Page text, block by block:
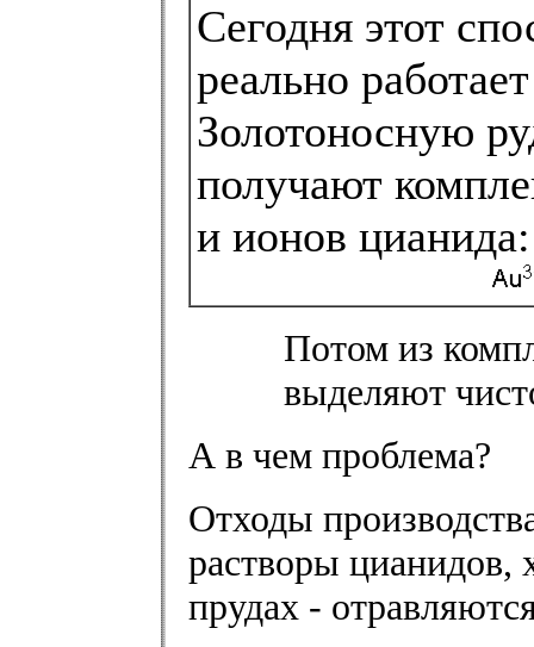
Сегодня этот
реально
Золотоносную
получают
и ионов цианида:
Потом из
выделяют
А в чем проблема?
Отходы
растворы цианидов,
прудах -